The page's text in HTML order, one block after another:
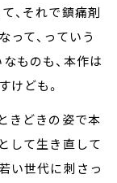
、それで鎮痛剤
って、っていう
ものも、本作は
けども。
きどきの姿で本
して生き直して
い世代に刺さっ